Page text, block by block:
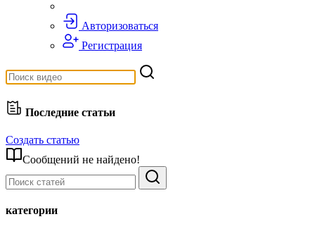
Авторизоваться
Регистрация
Последние статьи
Создать статью
Сообщений не найдено!
категории